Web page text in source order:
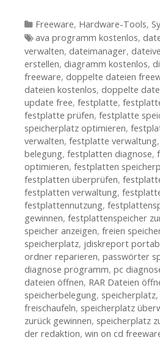
Kategorien
Freeware, Hardware-Tools,
Tags
ava programm kostenlos,
verwalten, dateimanager,
erstellen, diagramm kostenlos,
freeware, doppelte dateien
dateien kostenlos, doppelte
update free, festplatte,
festplatte prüfen, festplatte
speicherplatz optimieren,
verwalten, festplatte verwaltung,
belegung, festplatten diagnose,
optimieren, festplatten
festplatten überprüfen,
festplatten verwaltung,
festplattennutzung,
gewinnen, festplattenspeicher
speicher anzeigen, freien
speicherplatz, jdiskreport
ordner reparieren, passwörter
diagnose programm, pc
dateien öffnen, RAR Dateien
speicherbelegung, speicherplatz,
freischaufeln, speicherplatz
zurück gewinnen, speicherplatz
der redaktion, win on cd